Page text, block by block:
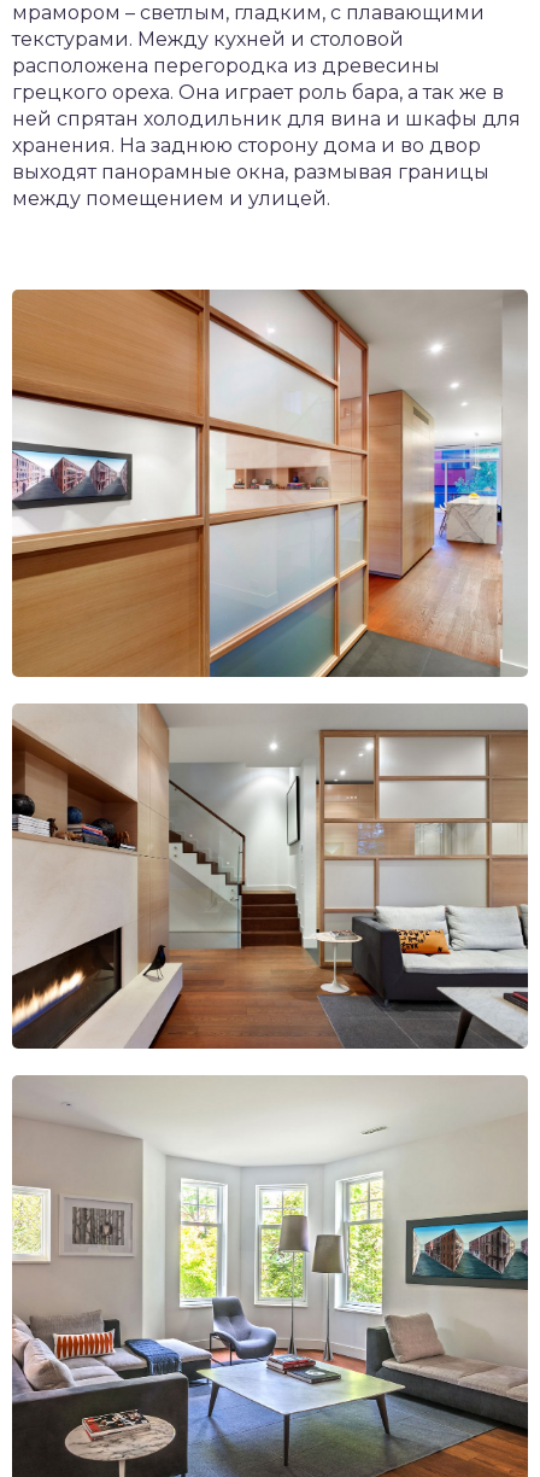
мрамором – светлым, гладким, с плавающими
текстурами. Между кухней и столовой
расположена перегородка из древесины
грецкого ореха. Она играет роль бара, а так же в
ней спрятан холодильник для вина и шкафы для
хранения. На заднюю сторону дома и во двор
выходят панорамные окна, размывая границы
между помещением и улицей.